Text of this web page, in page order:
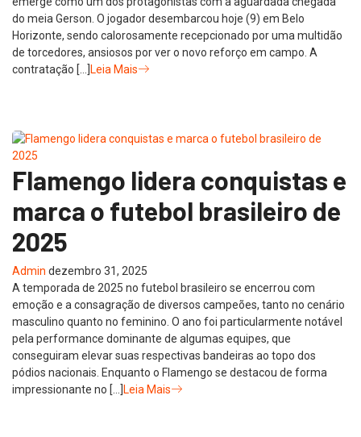
do meia Gerson. O jogador desembarcou hoje (9) em Belo
Horizonte, sendo calorosamente recepcionado por uma multidão
de torcedores, ansiosos por ver o novo reforço em campo. A
contratação […]Leia Mais
Flamengo lidera conquistas e
marca o futebol brasileiro de
2025
Admin dezembro 31, 2025
A temporada de 2025 no futebol brasileiro se encerrou com
emoção e a consagração de diversos campeões, tanto no cenário
masculino quanto no feminino. O ano foi particularmente notável
pela performance dominante de algumas equipes, que
conseguiram elevar suas respectivas bandeiras ao topo dos
pódios nacionais. Enquanto o Flamengo se destacou de forma
impressionante no […]Leia Mais